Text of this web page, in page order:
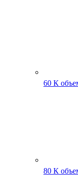
60 К
80 К